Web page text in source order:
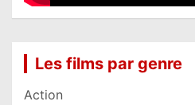
Les films par genre
Action